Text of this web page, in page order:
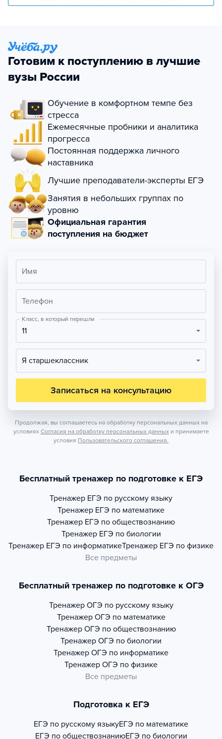
Готовим к поступлению в лучшие
вузы России
Обучение в комфортном темпе без
стресса
Ежемесячные пробники и аналитика
прогресса
Постоянная поддержка личного
наставника
Лучшие преподаватели-эксперты ЕГЭ
Занятия в небольших группах по
уровню
Официальная гарантия
поступления на бюджет
Имя
Телефон
Класс, в который перешли
11
Я старшеклассник
Записаться на консультацию
Продолжая, вы соглашаетесь на обработку персональных данных на
условиях Согласия на обработку персональных данных и принимаете
условия Пользовательского соглашения.
Бесплатный тренажер по подготовке к ЕГЭ
Тренажер ЕГЭ по русскому языку
Тренажер ЕГЭ по математике
Тренажер ЕГЭ по обществознанию
Тренажер ЕГЭ по биологии
Тренажер ЕГЭ по информатикеТренажер ЕГЭ по физике
Все предметы
Бесплатный тренажер по подготовке к ОГЭ
Тренажер ОГЭ по русскому языку
Тренажер ОГЭ по математике
Тренажер ОГЭ по обществознанию
Тренажер ОГЭ по биологии
Тренажер ОГЭ по информатике
Тренажер ОГЭ по физике
Все предметы
Подготовка к ЕГЭ
ЕГЭ по русскому языкуЕГЭ по математике
ЕГЭ по обществознаниюЕГЭ по биологии